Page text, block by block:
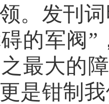
。发刊
的军阀”
最大的
是钳制